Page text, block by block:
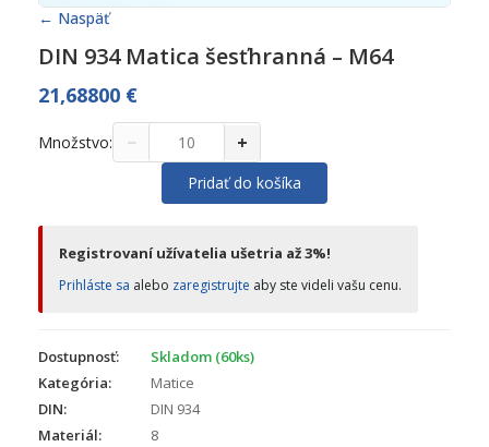
← Naspäť
DIN 934 Matica šesťhranná – M64
21,68800 €
Množstvo: − +
Pridať do košíka
Registrovaní užívatelia ušetria až 3%!
Prihláste sa alebo zaregistrujte aby ste videli vašu cenu.
Dostupnosť:
Skladom (60ks)
Kategória:
Matice
DIN:
DIN 934
Materiál:
8